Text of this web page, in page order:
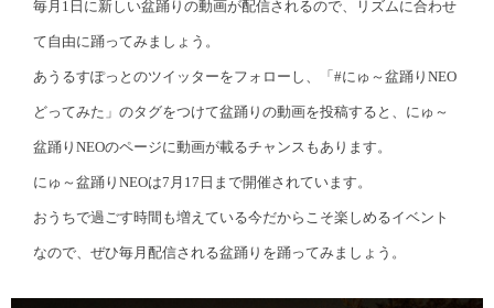
毎月1日に新しい盆踊りの動画が配信されるので、リズムに合わせ
て自由に踊ってみましょう。
あうるすぽっとのツイッターをフォローし、「#にゅ～盆踊りNEO
どってみた」のタグをつけて盆踊りの動画を投稿すると、にゅ～
盆踊りNEOのページに動画が載るチャンスもあります。
にゅ～盆踊りNEOは7月17日まで開催されています。
おうちで過ごす時間も増えている今だからこそ楽しめるイベント
なので、ぜひ毎月配信される盆踊りを踊ってみましょう。